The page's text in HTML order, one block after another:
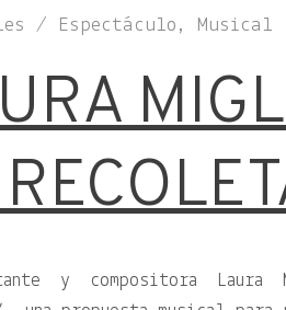
/ Espectáculo, Musical
y compositora Laura